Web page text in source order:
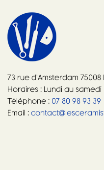
73 rue d’Amsterdam 75008
Horaires : Lundi au samedi
Téléphone : 07 80 98 93 39
Email :